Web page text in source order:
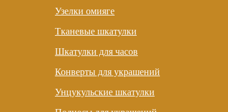
Узелки омияге
Тканевые шкатулки
Шкатулки для часов
Конверты для украшений
Унцукульские шкатулки